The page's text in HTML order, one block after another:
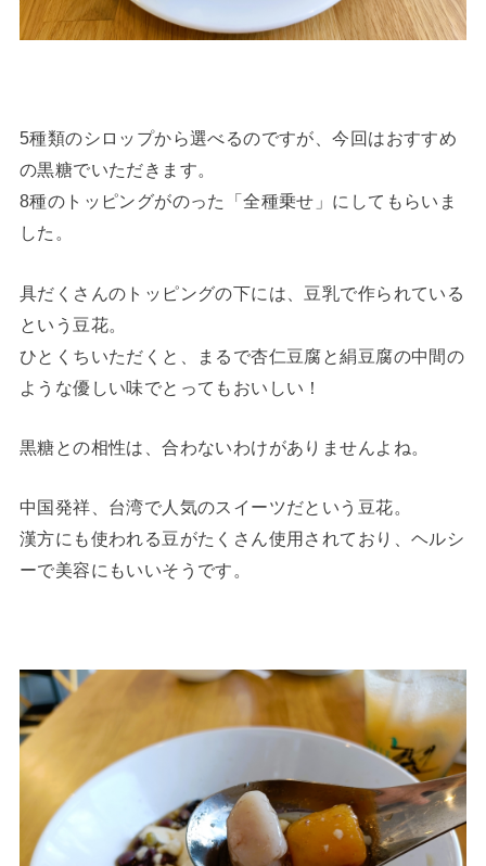
5種類のシロップから選べるのですが、今回はおすすめ
の黒糖でいただきます。
8種のトッピングがのった「全種乗せ」にしてもらいま
した。
具だくさんのトッピングの下には、豆乳で作られている
という豆花。
ひとくちいただくと、まるで杏仁豆腐と絹豆腐の中間の
ような優しい味でとってもおいしい！
黒糖との相性は、合わないわけがありませんよね。
中国発祥、台湾で人気のスイーツだという豆花。
漢方にも使われる豆がたくさん使用されており、ヘルシ
ーで美容にもいいそうです。